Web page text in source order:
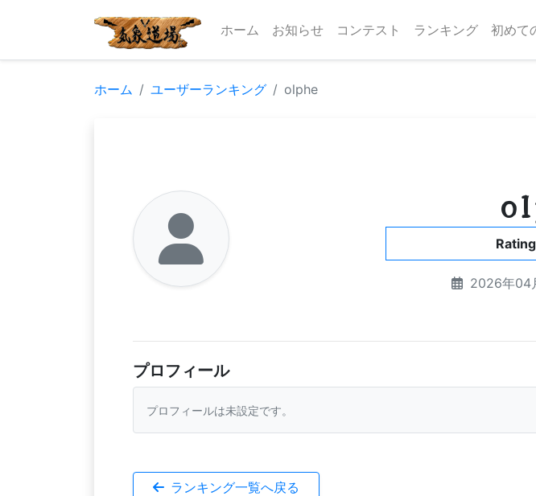
ホーム お知らせ コンテスト ランキング 初めて
ホーム ユーザーランキング olphe
2026年04
プロフィール
プロフィールは未設定です。
ランキング一覧へ戻る